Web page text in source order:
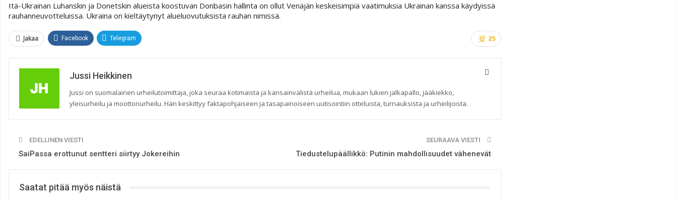
Itä-Ukrainan Luhanskin ja Donetskin alueista koostuvan Donbasin hallinta on ollut Venäjän keskeisimpiä vaatimuksia Ukrainan kanssa käydyissä
rauhanneuvotteluissa. Ukraina on kieltäytynyt alueluovutuksista rauhan nimissä.
25
Jakaa Facebook Telegram
Jussi Heikkinen
Jussi on suomalainen urheilutoimittaja, joka seuraa kotimaista ja kansainvälistä urheilua, mukaan lukien jalkapallo, jääkiekko,
yleisurheilu ja moottoriurheilu. Hän keskittyy faktapohjaiseen ja tasapainoiseen uutisointiin otteluista, turnauksista ja urheilijoista.
EDELLINEN VIESTI
SaiPassa erottunut sentteri siirtyy Jokereihin
SEURAAVA VIESTI
Tiedustelupäällikkö: Putinin mahdollisuudet vähenevät
Saatat pitää myös näistä